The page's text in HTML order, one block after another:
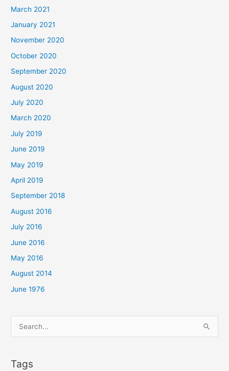
March 2021
January 2021
November 2020
October 2020
September 2020
August 2020
July 2020
March 2020
July 2019
June 2019
May 2019
April 2019
September 2018
August 2016
July 2016
June 2016
May 2016
August 2014
June 1976
for:
Tags